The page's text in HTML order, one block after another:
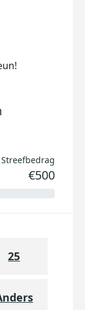
Streefbedrag
€500
25